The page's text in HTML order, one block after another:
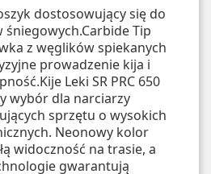
dostosowujący się do
śniegowych.Carbide Tip
z węglików spiekanych
prowadzenie kija i
Kije Leki SR PRC 650
wybór dla narciarzy
sprzętu o wysokich
Neonowy kolor
widoczność na trasie, a
gwarantują